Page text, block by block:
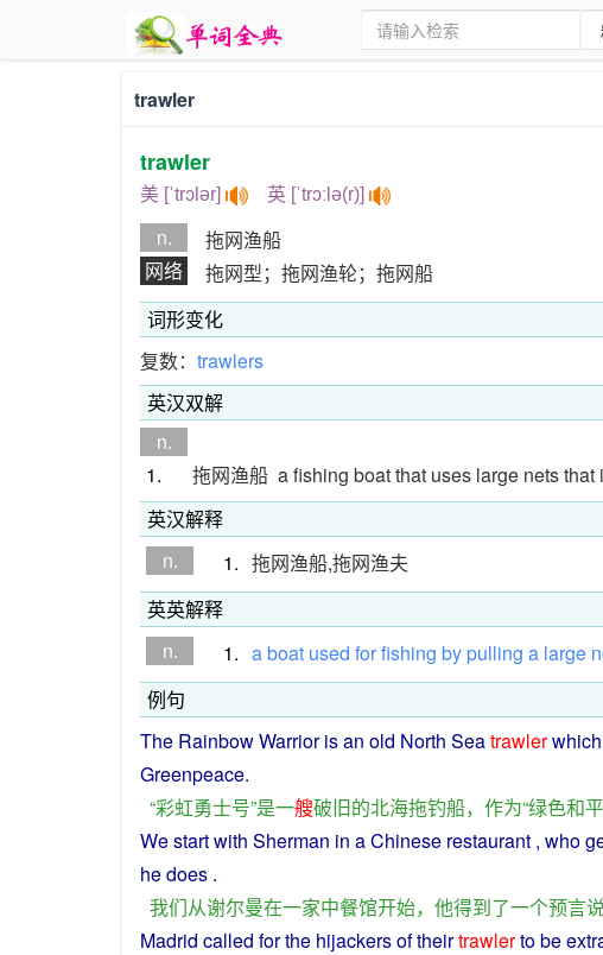
trawler
trawler
美 [ˈtrɔlər] 英 [ˈtrɔːlə(r)]
n.
拖网渔船
网络
拖网型；拖网渔轮；拖网船
词形变化
复数： trawlers
英汉双解
n.
1.
拖网渔船 a fishing boat that uses large nets
英汉解释
n.
1. 拖网渔船,拖网渔夫
英英解释
n.
1. aboat used forfishing by pulling a large
例句
The RainbowWarrior isan old North Seatrawlerwhich
Greenpeace.
“彩虹勇士号”是一艘破旧的北海拖钓船， 作为“绿色和平
Westartwith Sherman in aChinese restaurant , who
hedoes .
我们从谢尔曼在一家中餐馆开始， 他得到了一个预言
Madrid called for the hijackers oftheirtrawlerto be